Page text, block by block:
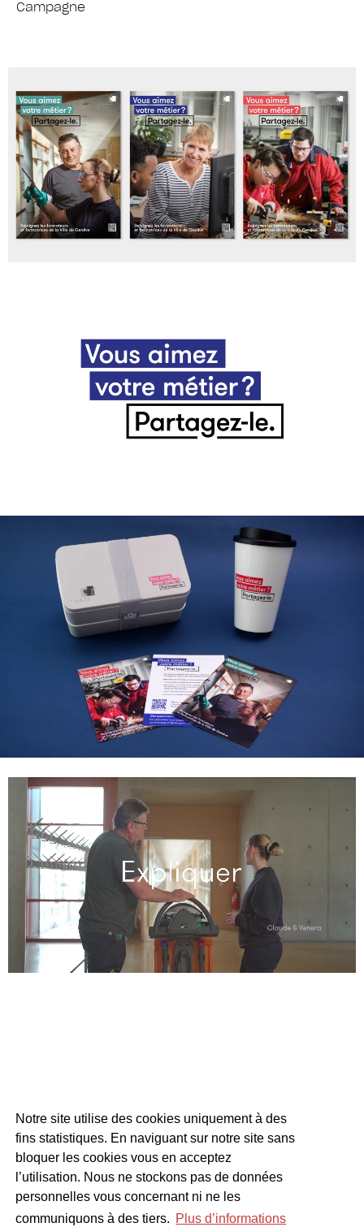
Notre site utilise des cookies uniquement à des
fins statistiques. En naviguant sur notre site sans
bloquer les cookies vous en acceptez
l’utilisation. Nous ne stockons pas de données
personnelles vous concernant ni ne les
communiquons à des tiers. Plus d’informations
Campagne
Autres projets
Education